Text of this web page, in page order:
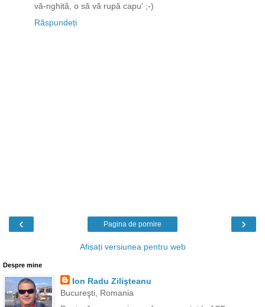
vă-nghită, o să vă rupă capu' ;-)
Răspundeți
‹ ›
Pagina de pornire
Afișați versiunea pentru web
Despre mine
Ion Radu Zilişteanu
Bucureşti, Romania